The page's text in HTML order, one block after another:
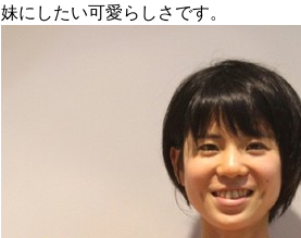
妹にしたい可愛らしさです。